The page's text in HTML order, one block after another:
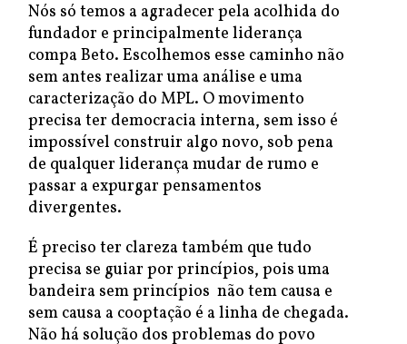
Nós só temos a agradecer pela acolhida do
fundador e principalmente liderança
compa Beto. Escolhemos esse caminho não
sem antes realizar uma análise e uma
caracterização do MPL. O movimento
precisa ter democracia interna, sem isso é
impossível construir algo novo, sob pena
de qualquer liderança mudar de rumo e
passar a expurgar pensamentos
divergentes.
É preciso ter clareza também que tudo
precisa se guiar por princípios, pois uma
bandeira sem princípios não tem causa e
sem causa a cooptação é a linha de chegada.
Não há solução dos problemas do povo